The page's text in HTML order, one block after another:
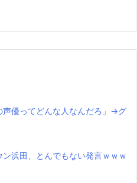
声優ってどんな人なんだろ」→グ
ン浜田、とんでもない発言ｗｗｗ